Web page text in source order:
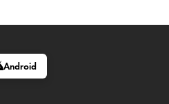
Android